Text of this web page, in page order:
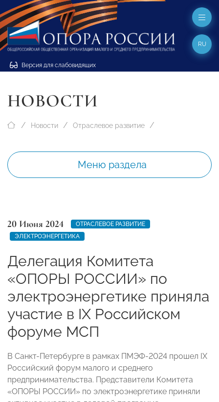
Версия для слабовидящих
RU
НОВОСТИ
Новости Отраслевое развитие
Меню раздела
20 Июня 2024
ОТРАСЛЕВОЕ РАЗВИТИЕ
ЭЛЕКТРОЭНЕРГЕТИКА
Делегация Комитета
«ОПОРЫ РОССИИ» по
электроэнергетике приняла
участие в IX Российском
форуме МСП
В Санкт-Петербурге в рамках ПМЭФ-2024 прошел IX
Российский форум малого и среднего
предпринимательства. Представители Комитета
«ОПОРЫ РОССИИ» по электроэнергетике приняли